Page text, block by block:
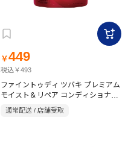
￥449
税込￥493
ファイントゥディ ツバキ プレミアム
モイスト＆リペア コンディショナー
詰替 300ml
通常配送 / 店舗受取